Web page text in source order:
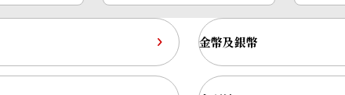
金幣及銀幣